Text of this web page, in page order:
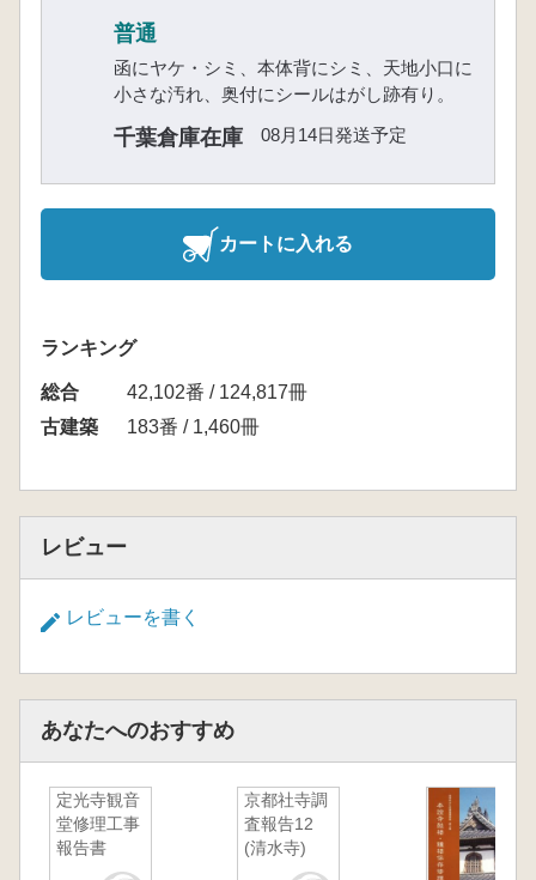
普通
函にヤケ・シミ、本体背にシミ、天地小口に
小さな汚れ、奥付にシールはがし跡有り。
千葉倉庫在庫 08月14日発送予定
カートに入れる
ランキング
総合
42,102番 / 124,817冊
古建築
183番 / 1,460冊
レビュー
レビューを書く
あなたへのおすすめ
定光寺観音
堂修理工事
報告書
京都社寺調
査報告12
(清水寺)